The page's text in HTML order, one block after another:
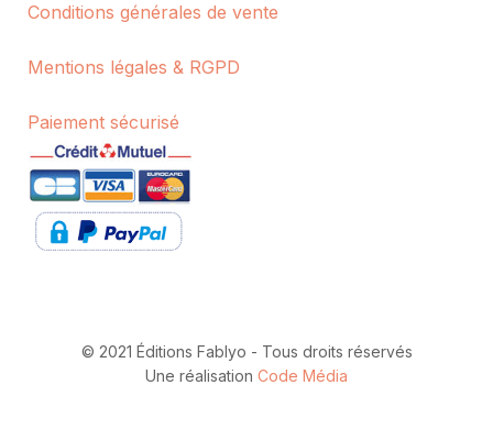
Conditions générales de vente
Mentions légales & RGPD
Paiement sécurisé
© 2021 Éditions Fablyo - Tous droits réservés
Une réalisation Code Média